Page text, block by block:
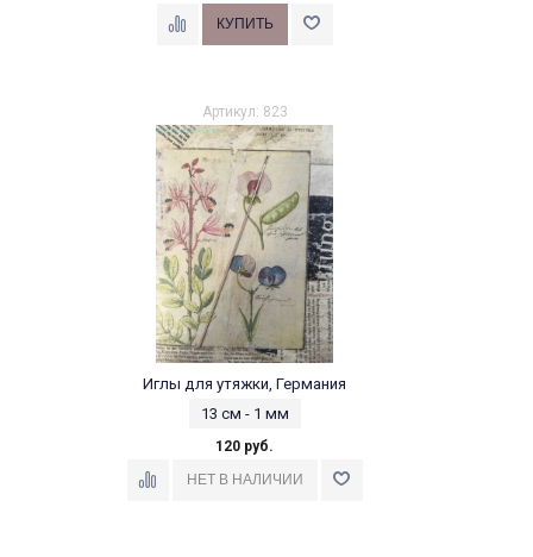
Артикул: 823
Иглы для утяжки, Германия
13 см - 1 мм
120 руб.